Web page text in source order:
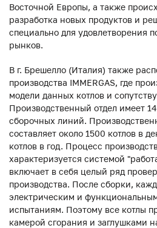
Восточной Европы, а также
разработка новых продуктов и
специально для удовлетворения
рынков.
В г. Брешелло (Италия) также
производства IMMERGAS, где
модели данных котлов и
Производственный отдел имеет
сборочных линий.
составляет около 1500 котлов в
котлов в год. Процесс
характеризуется системой
включает в себя целый ряд
производства. После сборки,
электрическим и
испытаниям. Поэтому все котлы
камерой сгорания и заглушками